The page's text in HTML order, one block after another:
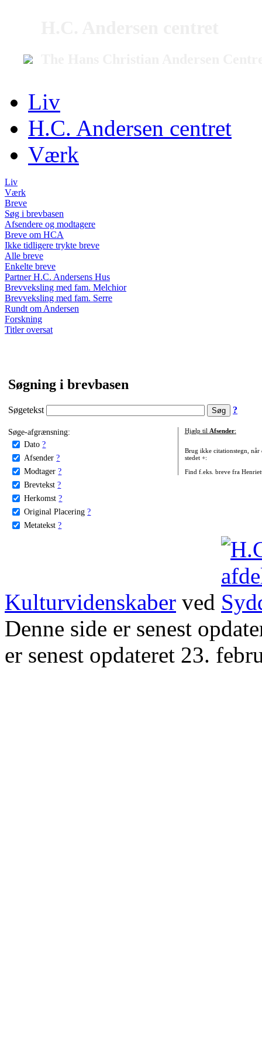
Liv
H.C. Andersen centret
Værk
Liv
Værk
Breve
Søg i brevbasen
Afsendere og modtagere
Breve om HCA
Ikke tidligere trykte breve
Alle breve
Enkelte breve
Partner H.C. Andersens Hus
Brevveksling med fam. Melchior
Brevveksling med fam. Serre
Rundt om Andersen
Forskning
Titler oversat
Søgning i brevbasen
Søgetekst ?
Søge-afgrænsning:
Dato ?
Afsender ?
Modtager ?
Brevtekst ?
Herkomst ?
Original Placering ?
Metatekst ?
Hjælp til Afsender:
Brug ikke citationstegn, når
stedet +:
Find f.eks. breve fra
Kulturvidenskaber ved
Denne side er senest
er senest opdateret 23.